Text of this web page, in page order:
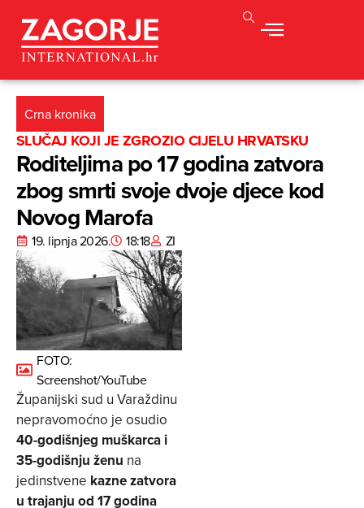
Crna kronika
SLUČAJ KOJI JE ZGROZIO CIJELU HRVATSKU
Roditeljima po 17 godina zatvora
zbog smrti svoje dvoje djece kod
Novog Marofa
19. lipnja 2026. 18:18 ZI
FOTO:
Screenshot/YouTube
Županijski sud u Varaždinu
nepravomoćno je osudio
40-godišnjeg muškarca i
35-godišnju ženu na
jedinstvene kazne zatvora
u trajanju od 17 godina